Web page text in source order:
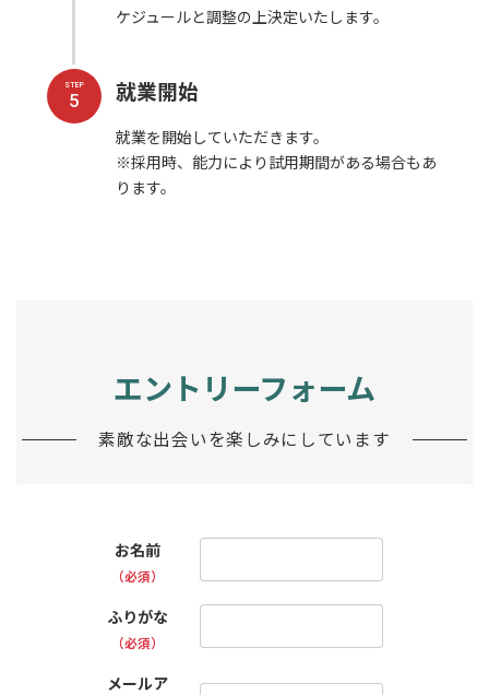
ケジュールと調整の上決定いたします。
就業開始
就業を開始していただきます。
※採用時、能力により試用期間がある場合もあ
ります。
STEP
5
エントリーフォーム
素敵な出会いを楽しみにしています
お名前
（必須）
ふりがな
（必須）
メールア